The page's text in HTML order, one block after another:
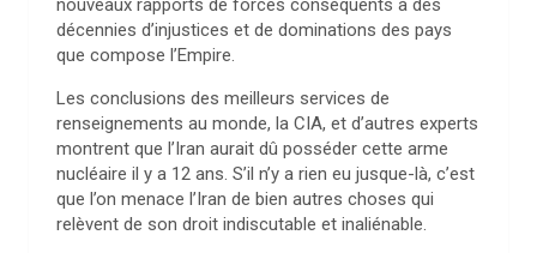
nouveaux rapports de forces conséquents à des
décennies d’injustices et de dominations des pays
que compose l’Empire.
Les conclusions des meilleurs services de
renseignements au monde, la CIA, et d’autres experts
montrent que l’Iran aurait dû posséder cette arme
nucléaire il y a 12 ans. S’il n’y a rien eu jusque-là, c’est
que l’on menace l’Iran de bien autres choses qui
relèvent de son droit indiscutable et inaliénable.